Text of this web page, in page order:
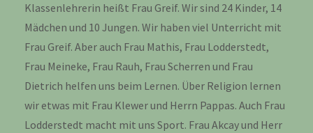
Klassenlehrerin heißt Frau Greif. Wir sind 24 Kinder, 14
Mädchen und 10 Jungen. Wir haben viel Unterricht mit
Frau Greif. Aber auch Frau Mathis, Frau Lodderstedt,
Frau Meineke, Frau Rauh, Frau Scherren und Frau
Dietrich helfen uns beim Lernen. Über Religion lernen
wir etwas mit Frau Klewer und Herrn Pappas. Auch Frau
Lodderstedt macht mit uns Sport. Frau Akcay und Herr